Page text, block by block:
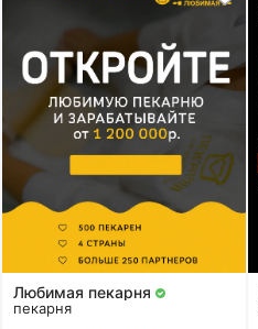
Любимая пекарня
пекарня